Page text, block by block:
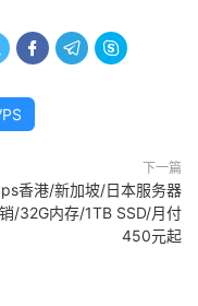
  
下一篇
香港/新加坡/日本服务器
/32G内存/1TB SSD/月付
450元起